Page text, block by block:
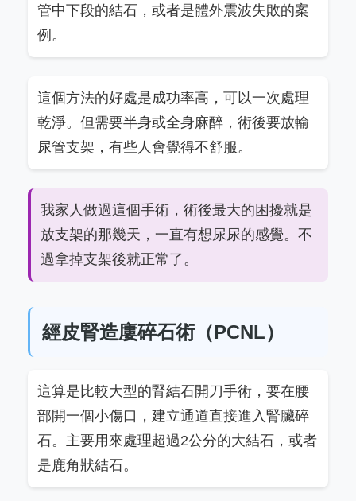
管中下段的結石，或者是體外震波失敗的案
例。
這個方法的好處是成功率高，可以一次處理
乾淨。但需要半身或全身麻醉，術後要放輸
尿管支架，有些人會覺得不舒服。
我家人做過這個手術，術後最大的困擾就是
放支架的那幾天，一直有想尿尿的感覺。不
過拿掉支架後就正常了。
經皮腎造廔碎石術（PCNL）
這算是比較大型的腎結石開刀手術，要在腰
部開一個小傷口，建立通道直接進入腎臟碎
石。主要用來處理超過2公分的大結石，或者
是鹿角狀結石。